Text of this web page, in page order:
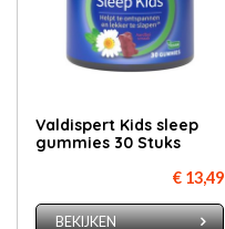
Valdispert Kids sleep
gummies 30 Stuks
€ 13,49
BEKIJKEN